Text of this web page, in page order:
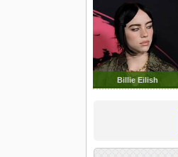
Billie Eilish